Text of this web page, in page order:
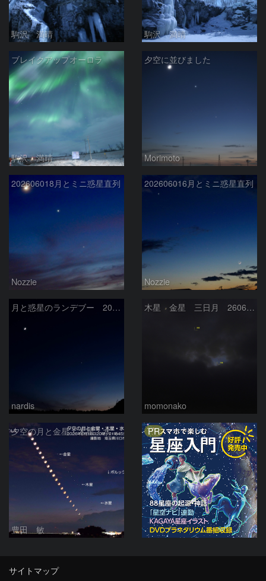
駒沢 満晴 駒沢 満晴
ブレイクアップオーロラ
駒沢 満晴
夕空に並びました
Morimoto
202606018月とミニ惑星直列
Nozzie
202606016月とミニ惑星直列
Nozzie
月と惑星のランデブー 2026/06/19
nardis
木星 金星 三日月 260618
momonako
夕空の月と金星・木星・水星の接近 2026/6/18
豊田 敏
PR
サイトマップ